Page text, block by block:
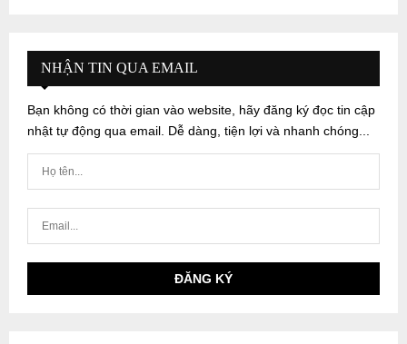
NHẬN TIN QUA EMAIL
Bạn không có thời gian vào website, hãy đăng ký đọc tin cập
nhật tự động qua email. Dễ dàng, tiện lợi và nhanh chóng...